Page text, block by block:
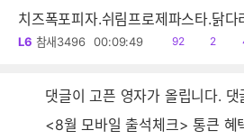
치즈폭포피자.쉬림프로제파스타.닭다
L6 참새3496 00:09:49
읽
92
공
2
댓글이 고픈 영자가 올립니다. 댓
<8월 모바일 출석체크> 통큰 혜